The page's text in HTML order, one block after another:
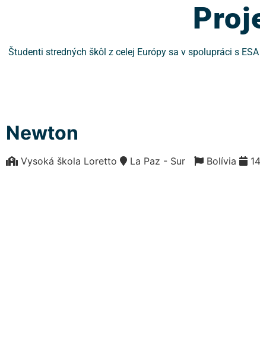
Študenti stredných škôl z celej Európy sa v spolupráci s
Newton
Vysoká škola Loretto La Paz - Sur Bolívia